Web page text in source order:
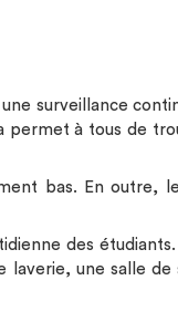
surveillance
permet à tous de
bas. En outre,
des
une salle